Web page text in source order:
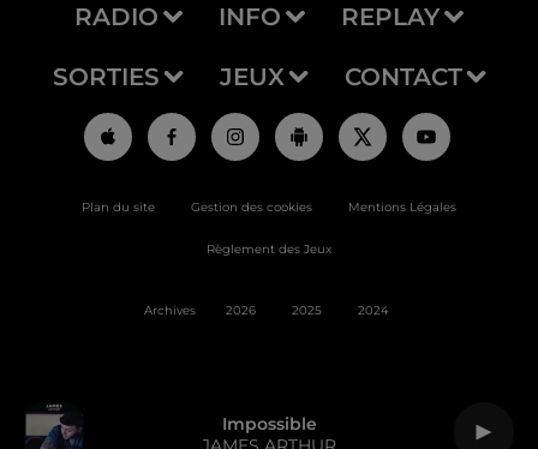
Impossible
RADIO INFO REPLAY
SORTIES JEUX CONTACT
Plan du site Gestion des cookies Mentions Légales
Règlement des Jeux
Archives 2026 2025 2024